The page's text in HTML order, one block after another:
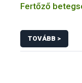
Fertőző
TOVÁBB >